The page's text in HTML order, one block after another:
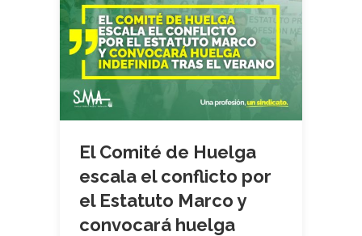
El Comité de Huelga
escala el conflicto por
el Estatuto Marco y
convocará huelga